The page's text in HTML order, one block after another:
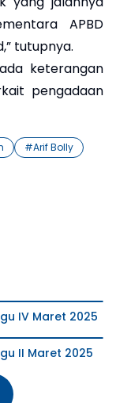
APBD
tutupnya.
keterangan
pengadaan
#Arif Bolly
IV Maret 2025
II Maret 2025